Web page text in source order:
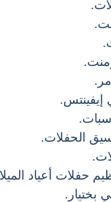
الحفلات.
حفلات أعياد
بختيار.